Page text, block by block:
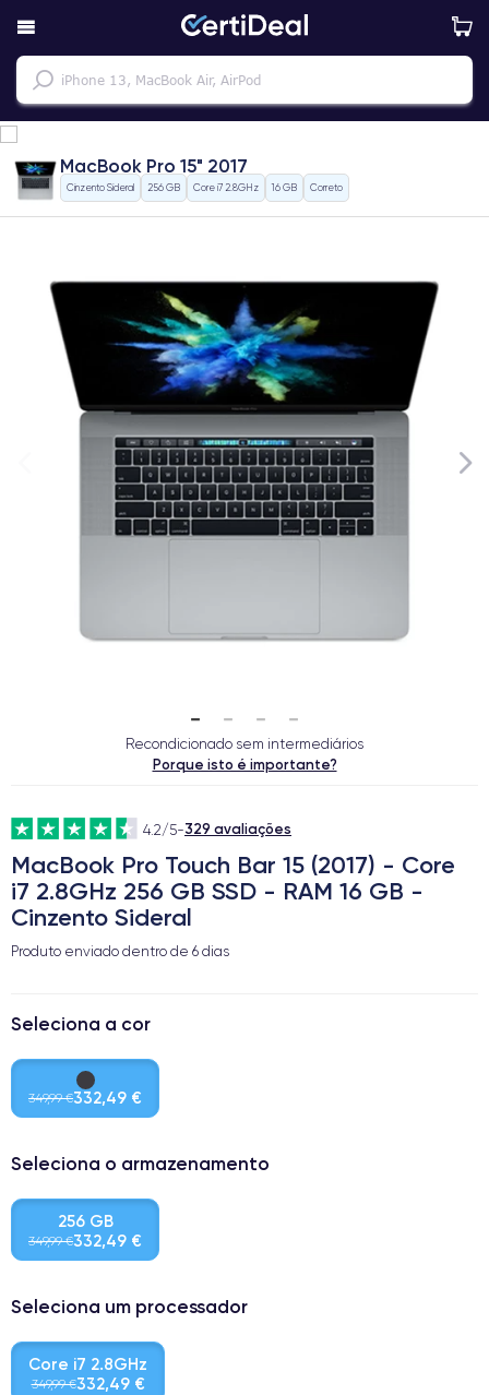
MacBook Pro 15" 2017
Cinzento Sideral 256 GB Core i7 2.8GHz 16 GB Correto
Recondicionado sem intermediários
Porque isto é importante?
4.2/5-329 avaliações
MacBook Pro Touch Bar 15 (2017) - Core
i7 2.8GHz 256 GB SSD - RAM 16 GB -
Cinzento Sideral
Produto enviado dentro de 6 dias
Seleciona a cor
349,99 €332,49 €
Seleciona o armazenamento
256 GB
349,99 €332,49 €
Seleciona um processador
Core i7 2.8GHz
349,99 €332,49 €